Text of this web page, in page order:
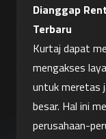
Dianggap
Terbaru
Kurtaj dapat
mengakses
untuk meretas
besar. Hal ini
perusahaan-